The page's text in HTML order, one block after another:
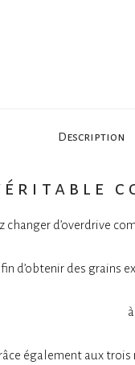
Description
changer d’overdrive
d’obtenir des grains
également aux trois